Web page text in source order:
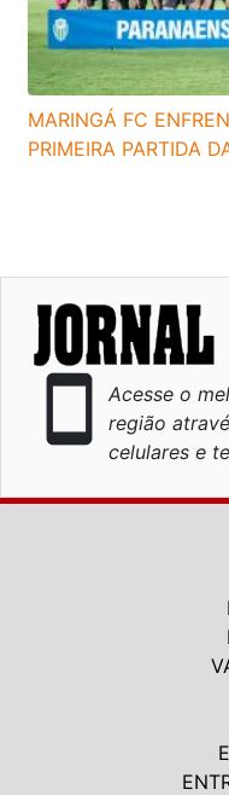
MARINGÁ FC
PRIMEIRA PARTIDA
smartphone
Acesse o
região
celulares e